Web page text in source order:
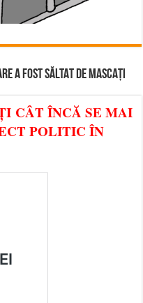
A FOST SĂLTAT DE MASCAȚI
CÂT ÎNCĂ SE MAI
POLITIC ÎN